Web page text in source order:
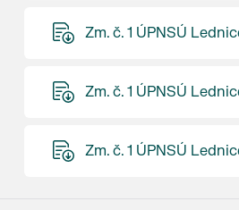
Zm. č. 1 ÚPNSÚ
Zm. č. 1 ÚPNSÚ
Zm. č. 1 ÚPNSÚ